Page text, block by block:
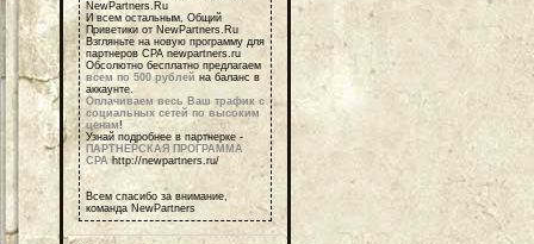
NewPartners.Ru
И всем остальным, Общий
Приветики от NewPartners.Ru
Взгляньте на новую программу для
партнеров СРА newpartners.ru
Обсолютно бесплатно предлагаем
всем по 500 рублей на баланс в
аккаунте.
Оплачиваем весь Ваш трафик с
социальных сетей по высоким
ценам!
Узнай подробнее в партнерке -
ПАРТНЕРСКАЯ ПРОГРАММА
СРА http://newpartners.ru/
Всем спасибо за внимание,
команда NewPartners